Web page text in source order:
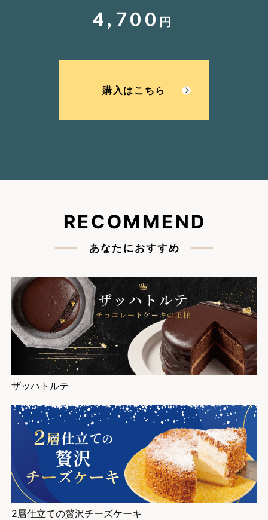
4,700 円
購入はこちら
RECOMMEND
あなたにおすすめ
ザッハトルテ
2層仕立ての贅沢チーズケーキ